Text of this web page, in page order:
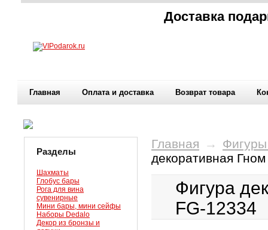
Доставка
Главная Оплата и доставка Возврат товара
Разделы
Шахматы
Глобус бары
Рога для вина
сувенирные
Мини бары, мини сейфы
Наборы Dedalo
Декор из бронзы и
Главная →
декоративная
Фигура
FG-12334